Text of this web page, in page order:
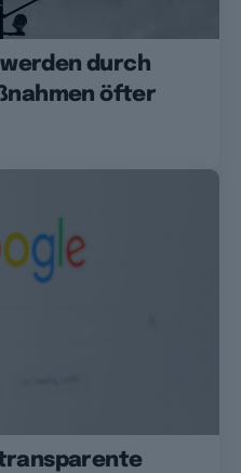
durch
öfter